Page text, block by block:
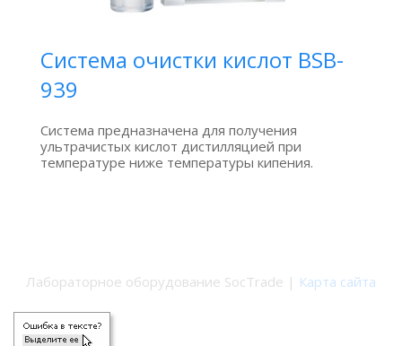
Система очистки кислот BSB-
939
Система предназначена для получения
ультрачистых кислот дистилляцией при
температуре ниже температуры кипения.
Лабораторное оборудование SocTrade | Карта сайта